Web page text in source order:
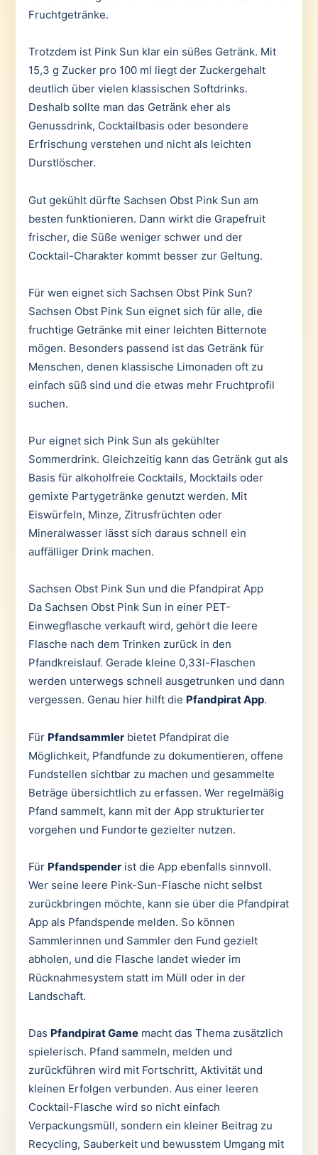
Fruchtgetränke.
Trotzdem ist Pink Sun klar ein süßes Getränk. Mit
15,3 g Zucker pro 100 ml liegt der Zuckergehalt
deutlich über vielen klassischen Softdrinks.
Deshalb sollte man das Getränk eher als
Genussdrink, Cocktailbasis oder besondere
Erfrischung verstehen und nicht als leichten
Durstlöscher.
Gut gekühlt dürfte Sachsen Obst Pink Sun am
besten funktionieren. Dann wirkt die Grapefruit
frischer, die Süße weniger schwer und der
Cocktail-Charakter kommt besser zur Geltung.
Für wen eignet sich Sachsen Obst Pink Sun?
Sachsen Obst Pink Sun eignet sich für alle, die
fruchtige Getränke mit einer leichten Bitternote
mögen. Besonders passend ist das Getränk für
Menschen, denen klassische Limonaden oft zu
einfach süß sind und die etwas mehr Fruchtprofil
suchen.
Pur eignet sich Pink Sun als gekühlter
Sommerdrink. Gleichzeitig kann das Getränk gut als
Basis für alkoholfreie Cocktails, Mocktails oder
gemixte Partygetränke genutzt werden. Mit
Eiswürfeln, Minze, Zitrusfrüchten oder
Mineralwasser lässt sich daraus schnell ein
auffälliger Drink machen.
Sachsen Obst Pink Sun und die Pfandpirat App
Da Sachsen Obst Pink Sun in einer PET-
Einwegflasche verkauft wird, gehört die leere
Flasche nach dem Trinken zurück in den
Pfandkreislauf. Gerade kleine 0,33l-Flaschen
werden unterwegs schnell ausgetrunken und dann
vergessen. Genau hier hilft die Pfandpirat App.
Für Pfandsammlerbietet Pfandpirat die
Möglichkeit, Pfandfunde zu dokumentieren, offene
Fundstellen sichtbar zu machen und gesammelte
Beträge übersichtlich zu erfassen. Wer regelmäßig
Pfand sammelt, kann mit der App strukturierter
vorgehen und Fundorte gezielter nutzen.
Für Pfandspenderist die App ebenfalls sinnvoll.
Wer seine leere Pink-Sun-Flasche nicht selbst
zurückbringen möchte, kann sie über die Pfandpirat
App als Pfandspende melden. So können
Sammlerinnen und Sammler den Fund gezielt
abholen, und die Flasche landet wieder im
Rücknahmesystem statt im Müll oder in der
Landschaft.
Das Pfandpirat Gamemacht das Thema zusätzlich
spielerisch. Pfand sammeln, melden und
zurückführen wird mit Fortschritt, Aktivität und
kleinen Erfolgen verbunden. Aus einer leeren
Cocktail-Flasche wird so nicht einfach
Verpackungsmüll, sondern ein kleiner Beitrag zu
Recycling, Sauberkeit und bewusstem Umgang mit